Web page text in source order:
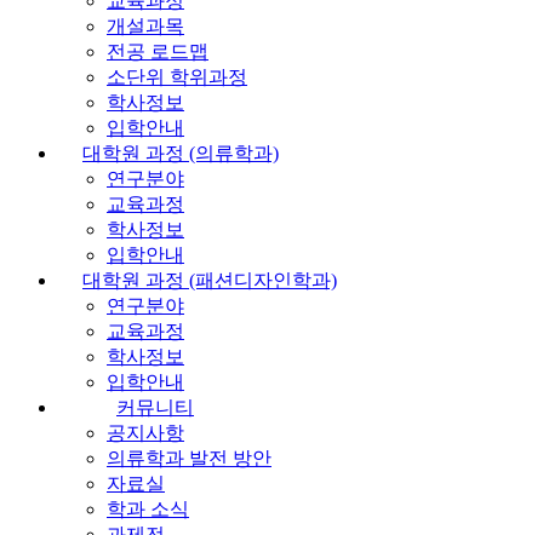
개설과목
전공 로드맵
소단위 학위과정
학사정보
입학안내
대학원 과정 (의류학과)
연구분야
교육과정
학사정보
입학안내
대학원 과정 (패션디자인학과)
연구분야
교육과정
학사정보
입학안내
커뮤니티
공지사항
의류학과 발전 방안
자료실
학과 소식